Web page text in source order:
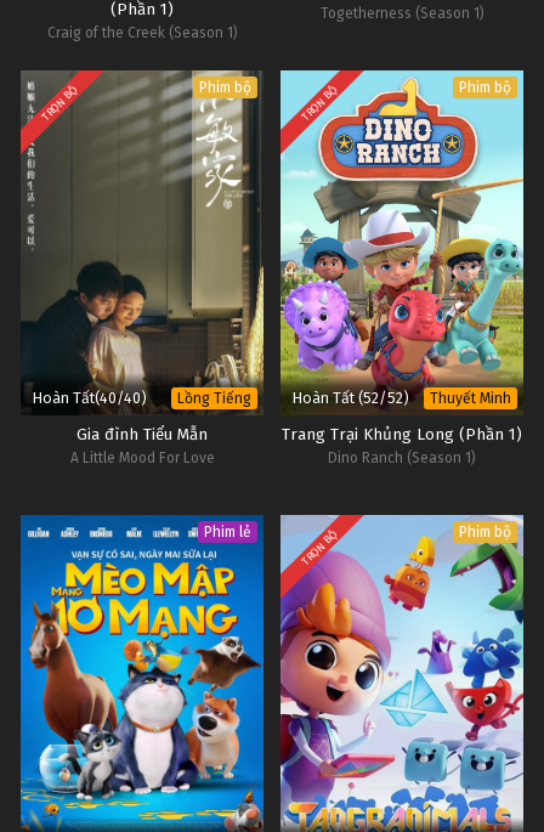
(Phần 1)
Craig of the Creek (Season 1)
Togetherness (Season 1)
TRỌN BỘ Phim bộ
Hoàn Tất(40/40) Lồng Tiếng
Gia đình Tiểu Mẫn
A Little Mood For Love
TRỌN BỘ Phim bộ
Hoàn Tất (52/52) Thuyết Minh
Trang Trại Khủng Long (Phần 1)
Dino Ranch (Season 1)
Phim lẻ TRỌN BỘ Phim bộ